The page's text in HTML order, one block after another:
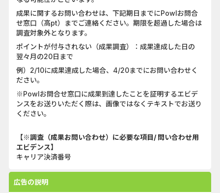
成果に関するお問い合わせは、下記期日までにPowlお問合
せ窓口（高pt）までご連絡ください。期限を超過した場合は
調査対象外となります。
ポイントが付与されない（成果調査）：成果達成した日の
翌々月の20日まで
例）2/10に成果達成した場合、4/20までにお問い合わせく
ださい。
※Powlお問合せ窓口に成果到達したことを証明するエビデ
ンスをお送りいただく際は、画像ではなくテキストでお送り
ください。
【※調査（成果お問い合わせ）に必要な項目/ 問い合わせ用
エビデンス】
キャリア決済番号
広告の説明